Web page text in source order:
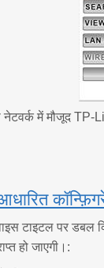
में मौजूद TP-
टाइटल पर
हो जाएगी।: